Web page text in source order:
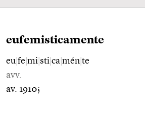
eufemisticamente
eu fe mi sti ca mén te
avv.
av. 1910;